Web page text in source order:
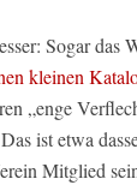
Sogar das
kleinen
„enge
ist etwa
Mitglied